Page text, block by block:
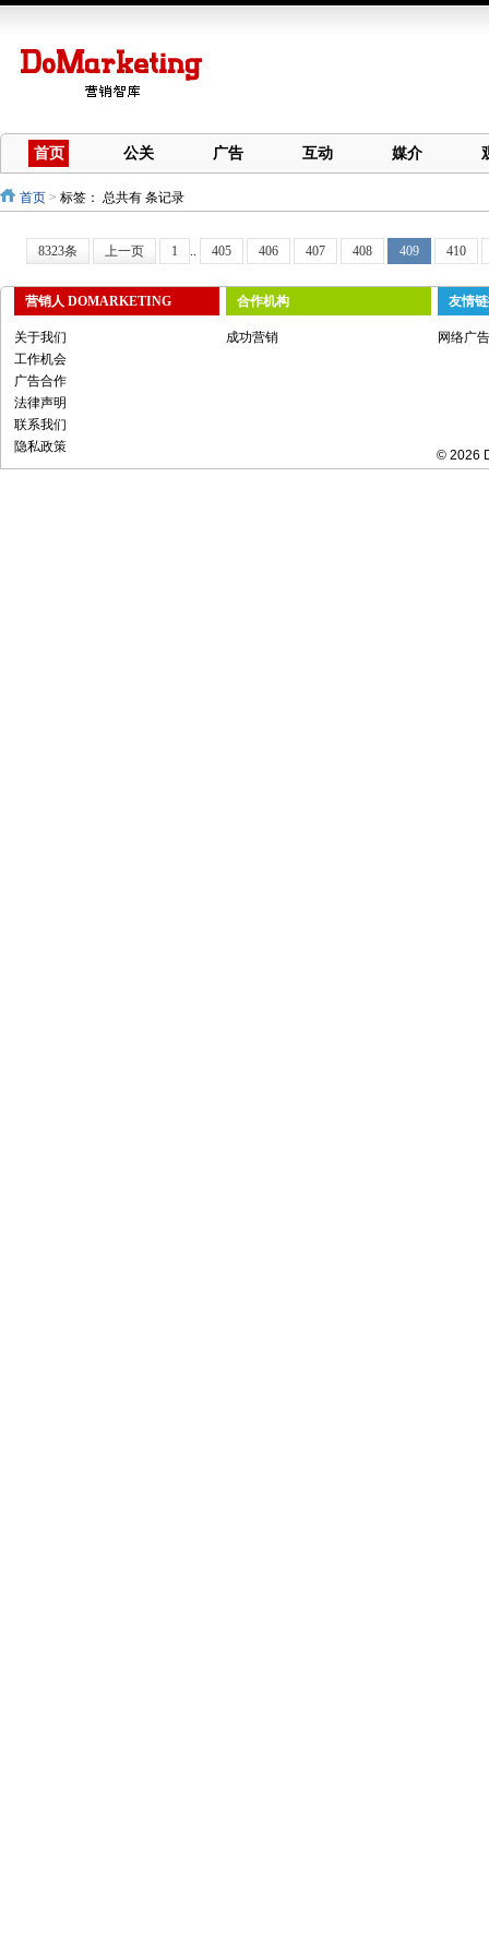
首页 公关 广告 互动 媒介
首页 > 标签： 总共有 条记录
8323条 上一页 1 .. 405 406 407 408 409 410
营销人 DOMARKETING
关于我们
工作机会
广告合作
法律声明
联系我们
隐私政策
合作机构
成功营销
友情
网络广
© 2026